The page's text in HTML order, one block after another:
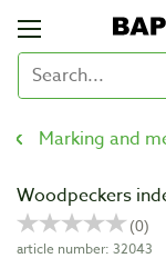
Marking and
Woodpeckers
article number: 32043